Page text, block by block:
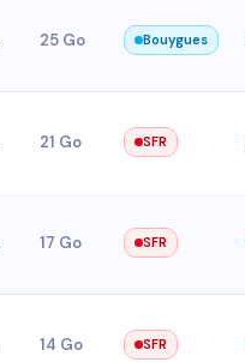
25 Go Bouygues
21 Go SFR
17 Go SFR
14 Go SFR